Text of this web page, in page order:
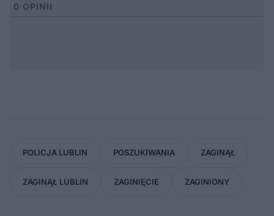
0 OPINII
POLICJA LUBLIN POSZUKIWANIA ZAGINĄŁ
ZAGINĄŁ LUBLIN ZAGINIĘCIE ZAGINIONY